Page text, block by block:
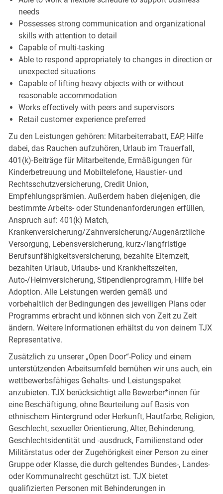
needs
Possesses strong communication and organizational
skills with attention to detail
Capable of multi-tasking
Able to respond appropriately to changes in direction or
unexpected situations
Capable of lifting heavy objects with or without
reasonable accommodation
Works effectively with peers and supervisors
Retail customer experience preferred
Zu den Leistungen gehören: Mitarbeiterrabatt, EAP, Hilfe
dabei, das Rauchen aufzuhören, Urlaub im Trauerfall,
401(k)-Beiträge für Mitarbeitende, Ermäßigungen für
Kinderbetreuung und Mobiltelefone, Haustier- und
Rechtsschutzversicherung, Credit Union,
Empfehlungsprämien. Außerdem haben diejenigen, die
bestimmte Arbeits- oder Stundenanforderungen erfüllen,
Anspruch auf: 401(k) Match,
Krankenversicherung/Zahnversicherung/Augenärztliche
Versorgung, Lebensversicherung, kurz-/langfristige
Berufsunfähigkeitsversicherung, bezahlte Elternzeit,
bezahlten Urlaub, Urlaubs- und Krankheitszeiten,
Auto-/Heimversicherung, Stipendienprogramm, Hilfe bei
Adoption. Alle Leistungen werden gemäß und
vorbehaltlich der Bedingungen des jeweiligen Plans oder
Programms erbracht und können sich von Zeit zu Zeit
ändern. Weitere Informationen erhältst du von deinem TJX
Representative.
Zusätzlich zu unserer „Open Door“-Policy und einem
unterstützenden Arbeitsumfeld bemühen wir uns auch, ein
wettbewerbsfähiges Gehalts- und Leistungspaket
anzubieten. TJX berücksichtigt alle Bewerber*innen für
eine Beschäftigung, ohne Beurteilung auf Basis von
ethnischem Hintergrund oder Herkunft, Hautfarbe, Religion,
Geschlecht, sexueller Orientierung, Alter, Behinderung,
Geschlechtsidentität und -ausdruck, Familienstand oder
Militärstatus oder der Zugehörigkeit einer Person zu einer
Gruppe oder Klasse, die durch geltendes Bundes-, Landes-
oder Kommunalrecht geschützt ist. TJX bietet
qualifizierten Personen mit Behinderungen in